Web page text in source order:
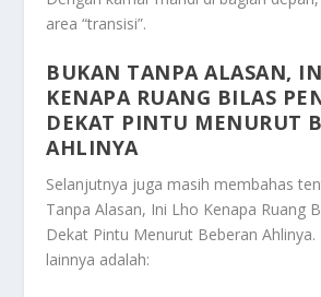
area “transisi”.
BUKAN TANPA ALASAN,
KENAPA RUANG BILAS
DEKAT PINTU MENURUT
AHLINYA
Selanjutnya juga masih membahas
Tanpa Alasan, Ini Lho Kenapa Ruang
Dekat Pintu Menurut Beberan Ahlinya.
lainnya adalah: